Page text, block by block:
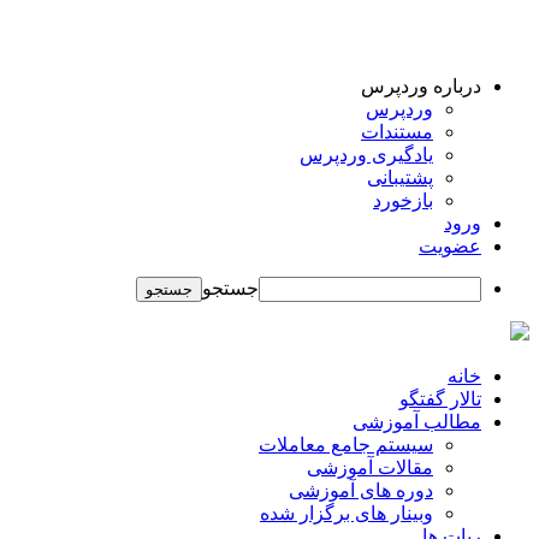
درباره وردپرس
وردپرس
مستندات
یادگیری وردپرس
پشتیبانی
بازخورد
ورود
عضویت
جستجو
خانه
تالار گفتگو
مطالب آموزشی
سیستم جامع معاملات
مقالات آموزشی
دوره های آموزشی
وبینار های برگزار شده